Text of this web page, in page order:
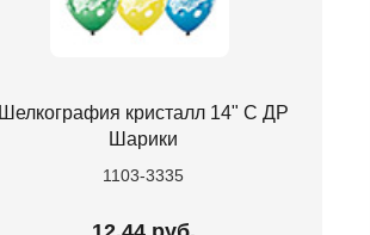
Шелкография кристалл 14" С ДР
Шарики
1103-3335